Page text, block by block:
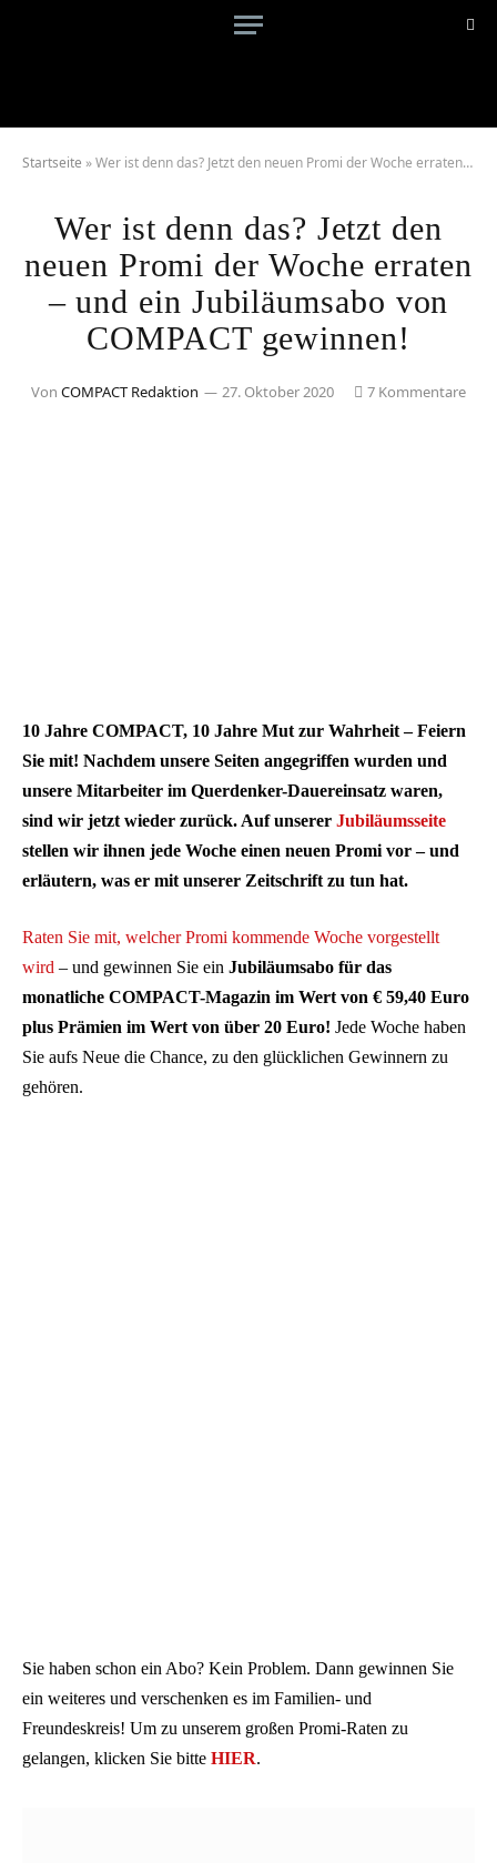
Startseite »Wer ist denn das? Jetzt den neuen Promi der Woche erraten – und ein Jubiläumsabo von COMPACT gewinnen!
Wer ist denn das? Jetzt den
neuen Promi der Woche erraten
– und ein Jubiläumsabo von
COMPACT gewinnen!
Von COMPACT Redaktion 27. Oktober 2020 7 Kommentare
10 Jahre COMPACT, 10 Jahre Mut zur Wahrheit – Feiern
Sie mit! Nachdem unsere Seiten angegriffen wurden und
unsere Mitarbeiter im Querdenker-Dauereinsatz waren,
sind wir jetzt wieder zurück. Auf unserer Jubiläumsseite
stellen wir ihnen jede Woche einen neuen Promi vor – und
erläutern, was er mit unserer Zeitschrift zu tun hat.
Raten Sie mit, welcher Promi kommende Woche vorgestellt
wird – und gewinnen Sie ein Jubiläumsabo für das
monatliche COMPACT-Magazin im Wert von € 59,40 Euro
plus Prämien im Wert von über 20 Euro! Jede Woche haben
Sie aufs Neue die Chance, zu den glücklichen Gewinnern zu
gehören.
Sie haben schon ein Abo? Kein Problem. Dann gewinnen Sie
ein weiteres und verschenken es im Familien- und
Freundeskreis! Um zu unserem großen Promi-Raten zu
gelangen, klicken Sie bitte HIER.